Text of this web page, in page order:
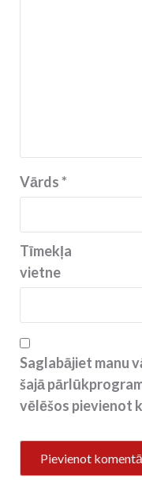
Vārds*
Tīmekļa
vietne
Saglabājiet manu
šajā
vēlēšos pievienot